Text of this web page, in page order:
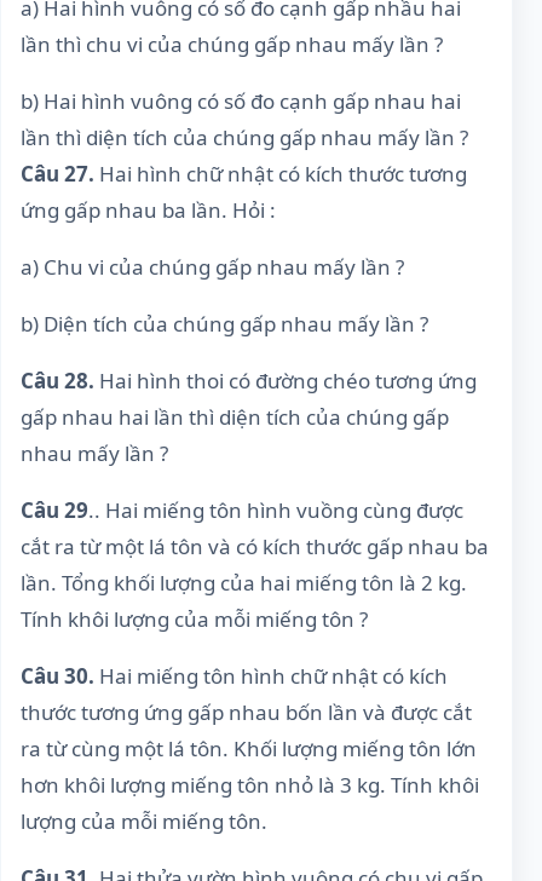
a) Hai hình vuông có số đo cạnh gấp nhầu hai
lần thì chu vi của chúng gấp nhau mấy lần ?
b) Hai hình vuông có số đo cạnh gấp nhau hai
lần thì diện tích của chúng gấp nhau mấy lần ?
Câu 27. Hai hình chữ nhật có kích thước tương
ứng gấp nhau ba lần. Hỏi :
a) Chu vi của chúng gấp nhau mấy lần ?
b) Diện tích của chúng gấp nhau mấy lần ?
Câu 28. Hai hình thoi có đường chéo tương ứng
gấp nhau hai lần thì diện tích của chúng gấp
nhau mấy lần ?
Câu 29.. Hai miếng tôn hình vuồng cùng được
cắt ra từ một lá tôn và có kích thước gấp nhau ba
lần. Tổng khối lượng của hai miếng tôn là 2 kg.
Tính khôi lượng của mỗi miếng tôn ?
Câu 30. Hai miếng tôn hình chữ nhật có kích
thước tương ứng gấp nhau bốn lần và được cắt
ra từ cùng một lá tôn. Khối lượng miếng tôn lớn
hơn khôi lượng miếng tôn nhỏ là 3 kg. Tính khôi
lượng của mỗi miếng tôn.